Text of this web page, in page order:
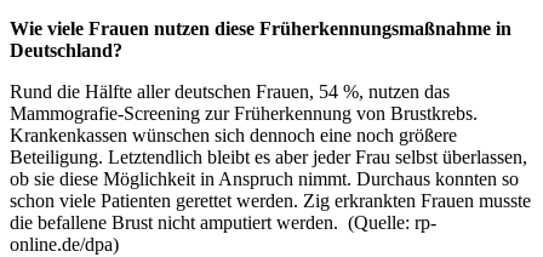
Wie viele Frauen nutzen diese Früherkennungsmaßnahme in
Deutschland?
Rund die Hälfte aller deutschen Frauen, 54 %, nutzen das
Mammografie-Screening zur Früherkennung von Brustkrebs.
Krankenkassen wünschen sich dennoch eine noch größere
Beteiligung. Letztendlich bleibt es aber jeder Frau selbst überlassen,
ob sie diese Möglichkeit in Anspruch nimmt. Durchaus konnten so
schon viele Patienten gerettet werden. Zig erkrankten Frauen musste
die befallene Brust nicht amputiert werden. (Quelle: rp-
online.de/dpa)